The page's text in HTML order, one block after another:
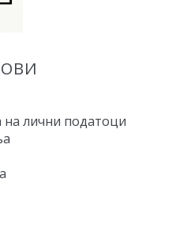
лични податоци